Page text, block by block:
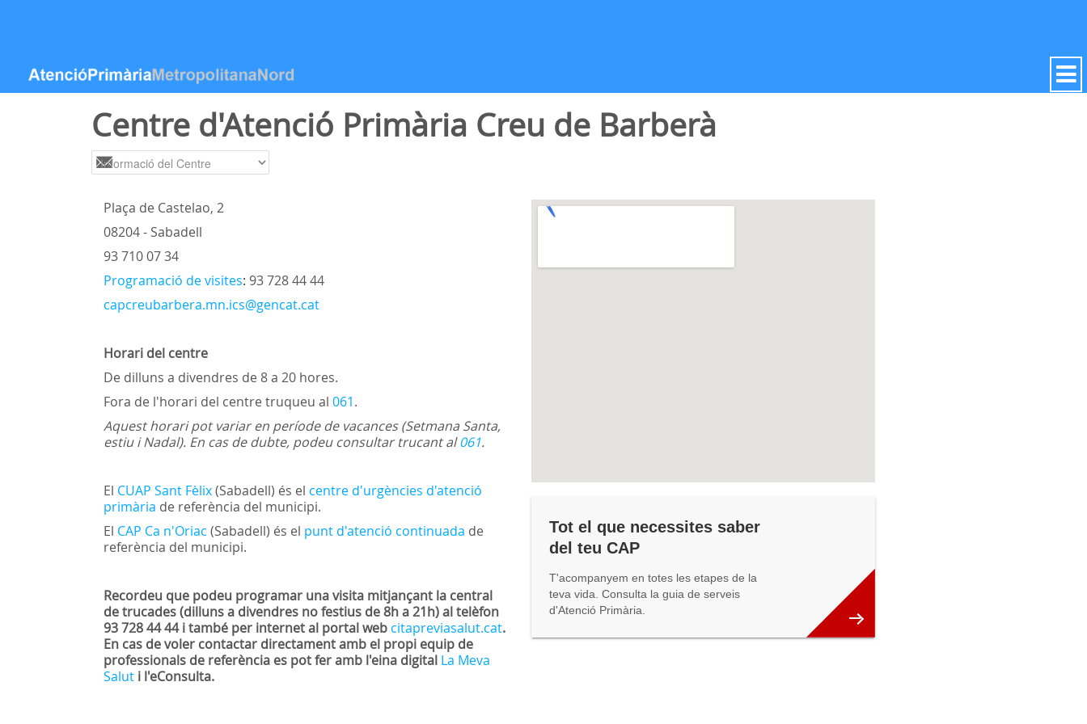
Centre d'Atenció Primària Creu de Barberà
Plaça de Castelao, 2
08204 - Sabadell
93 710 07 34
Programació de visites: 93 728 44 44
capcreubarbera.mn.ics@gencat.cat
Horari del centre
De dilluns a divendres de 8 a 20 hores.
Fora de l'horari del centre truqueu al061.
Aquest horari pot variar en període de vacances (Setmana Santa,
estiu i Nadal). En cas de dubte, podeu consultar trucant al061.
El CUAP Sant Fèlix(Sabadell) és el centre d'urgències d'atenció
primària de referència del municipi.
El CAP Ca n'Oriac (Sabadell) és el punt d'atenció continuada de
referència del municipi.
Recordeu que podeu programar una visita mitjançant la central
de trucades (dilluns a divendres no festius de 8h a 21h) al telèfon
93 728 44 44 i també per internet al portal web citapreviasalut.cat.
En cas de voler contactar directament amb el propi equip de
professionals de referència es pot fer amb l'eina digital La Meva
Salut i l'eConsulta.
Tot el que necessites saber
del teu CAP
T'acompanyem en totes les etapes de la
teva vida. Consulta la guia de serveis
d'Atenció Primària.